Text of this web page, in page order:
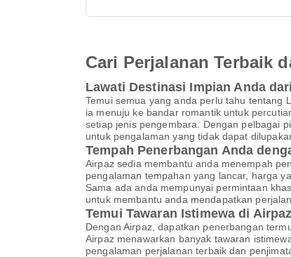
Cari Perjalanan Terbaik
Lawati Destinasi Impian Anda
Temui semua yang anda perlu tahu tentang
ia menuju ke bandar romantik untuk
setiap jenis pengembara. Dengan pelbagai
untuk pengalaman yang tidak dapat
Tempah Penerbangan Anda
Airpaz sedia membantu anda menempah
pengalaman tempahan yang lancar, harga
Sama ada anda mempunyai permintaan
untuk membantu anda mendapatkan
Temui Tawaran Istimewa di Airpaz
Dengan Airpaz, dapatkan penerbangan
Airpaz menawarkan banyak tawaran
pengalaman perjalanan terbaik dan